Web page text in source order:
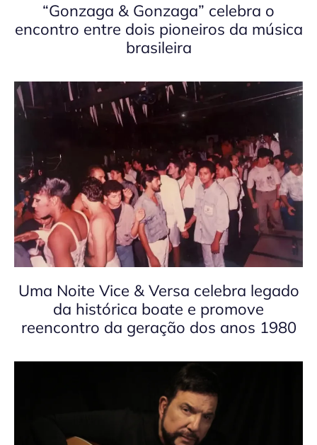
“Gonzaga & Gonzaga” celebra o
encontro entre dois pioneiros da música
brasileira
Uma Noite Vice & Versa celebra legado
da histórica boate e promove
reencontro da geração dos anos 1980